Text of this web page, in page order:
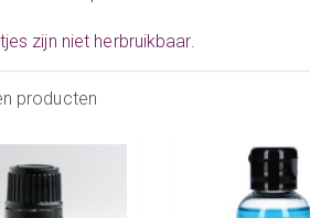
zijn niet herbruikbaar.
producten